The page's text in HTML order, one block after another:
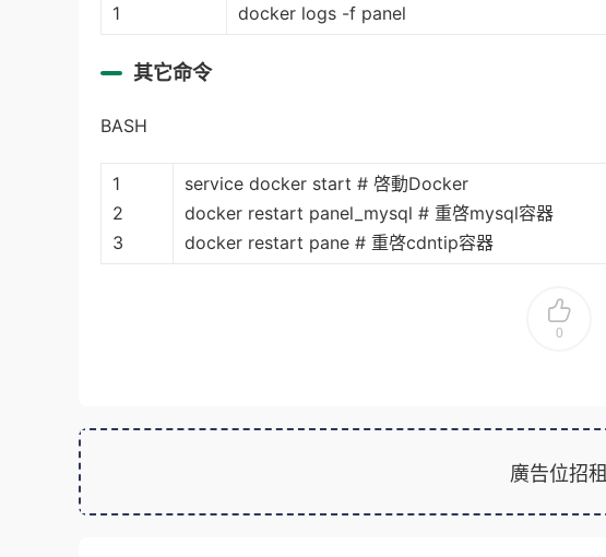
1 docker logs -f panel
其它命令
BASH
1
2
3
service docker start # 啓動Docker
docker restart panel_mysql # 重啓mysql容器
docker restart pane # 重啓cdntip容器
0
廣告位招租